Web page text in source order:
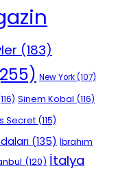
(183)
New York(107)
Sinem Kobal (116)
Secret (115)
(135) İbrahim
(120) İtalya